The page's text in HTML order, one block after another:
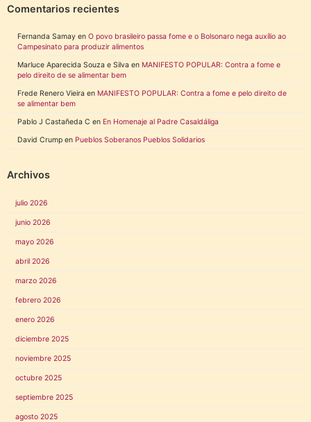
Comentarios recientes
Fernanda Samay en O povo brasileiro passa fome e o Bolsonaro nega auxílio ao
Campesinato para produzir alimentos
Marluce Aparecida Souza e Silva en MANIFESTO POPULAR: Contra a fome e
pelo direito de se alimentar bem
Frede Renero Vieira en MANIFESTO POPULAR: Contra a fome e pelo direito de
se alimentar bem
Pablo J Castañeda C en En Homenaje al Padre Casaldáliga
David Crump en Pueblos Soberanos Pueblos Solidarios
Archivos
julio 2026
junio 2026
mayo 2026
abril 2026
marzo 2026
febrero 2026
enero 2026
diciembre 2025
noviembre 2025
octubre 2025
septiembre 2025
agosto 2025